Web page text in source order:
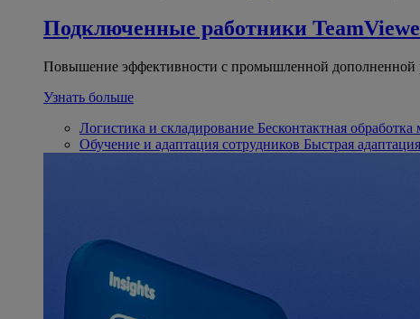
Подключенные работники
Повышение эффективности с промышленной дополненной
Узнать больше
Логистика и складирование Бесконтактная обработка
Обучение и адаптация сотрудников Быстрая